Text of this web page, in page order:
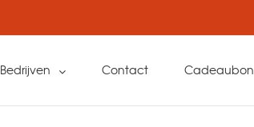
Bedrijven Contact Cadeaubon